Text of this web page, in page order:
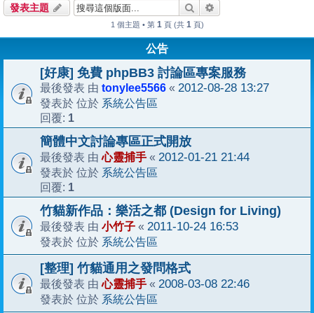
發表主題 搜尋
1 個主題 • 第 1 頁 (共 1 頁)
公告
[好康] 免費 phpBB3 討論區專案服務
最後發表 由 tonylee5566 « 2012-08-28 13:27
發表於 位於 系統公告區
回覆: 1
簡體中文討論專區正式開放
最後發表 由心靈捕手 « 2012-01-21 21:44
發表於 位於 系統公告區
回覆: 1
竹貓新作品：樂活之都 (Design for Living)
最後發表 由 小竹子 « 2011-10-24 16:53
發表於 位於 系統公告區
[整理] 竹貓通用之發問格式
最後發表 由心靈捕手 « 2008-03-08 22:46
發表於 位於 系統公告區